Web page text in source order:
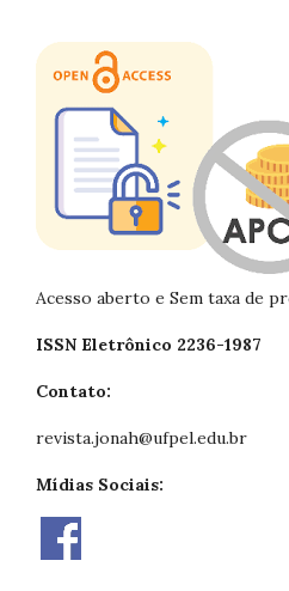
Acesso aberto e Sem taxa de
ISSN Eletrônico 2236-1987
Contato:
revista.jonah@ufpel.edu.br
Mídias Sociais: